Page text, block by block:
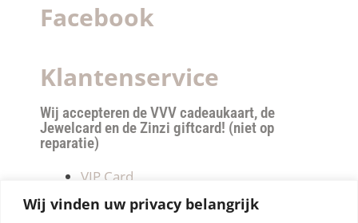
Wij vinden uw privacy belangrijk
Facebook
Klantenservice
Wij accepteren de VVV cadeaukaart, de
Jewelcard en de Zinzi giftcard! (niet op
reparatie)
VIP Card
Retourneren
Betalen & verzendkosten